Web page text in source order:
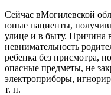
Сейчас вМогилевской
юные пациенты,
улице и в быту. Причина
невнимательность
ребенка без присмотра,
опасные предметы, не
электроприборы,
т. п.